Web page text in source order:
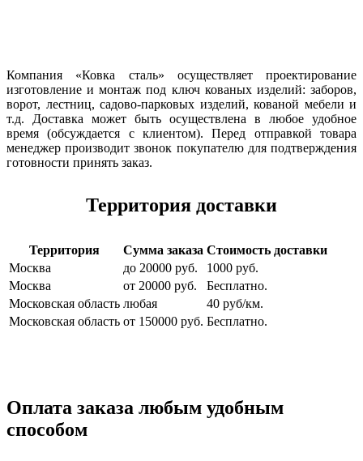
Компания «Ковка сталь» осуществляет проектирование
изготовление и монтаж под ключ кованых изделий: заборов,
ворот, лестниц, садово-парковых изделий, кованой мебели и
т.д. Доставка может быть осуществлена в любое удобное
время (обсуждается с клиентом). Перед отправкой товара
менеджер производит звонок покупателю для подтверждения
готовности принять заказ.
Территория доставки
Территория Сумма заказа Стоимость доставки
Москва
до 20000 руб.
1000 руб.
Москва
от 20000 руб.
Бесплатно.
Московская область любая
40 руб/км.
Московская область от 150000 руб. Бесплатно.
Оплата заказа любым удобным
способом